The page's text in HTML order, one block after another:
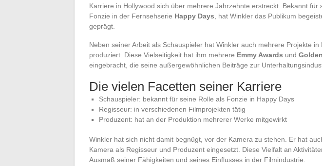
Karriere in Hollywood sich über mehrere Jahrzehnte erstreckt. Bekannt für
Fonzie in der Fernsehserie Happy Days , hat Winkler das Publikum
geprägt.
Neben seiner Arbeit als Schauspieler hat Winkler auch mehrere Projekte in
produziert. Diese Vielseitigkeit hat ihm mehrere Emmy Awards und
eingebracht, die seine außergewöhnlichen Beiträge zur
Die vielen Facetten seiner Karriere
Schauspieler: bekannt für seine Rolle als Fonzie in Happy Days
Regisseur: in verschiedenen Filmprojekten tätig
Produzent: hat an der Produktion mehrerer Werke mitgewirkt
Winkler hat sich nicht damit begnügt, vor der Kamera zu stehen. Er hat
Kamera als Regisseur und Produzent eingesetzt. Diese Vielfalt an
Ausmaß seiner Fähigkeiten und seines Einflusses in der Filmindustrie.